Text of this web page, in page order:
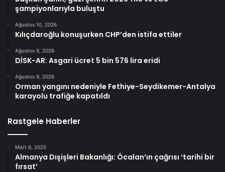
şampiyonlarıyla buluştu
Ağustos 10, 2026
Kılıçdaroğlu konuşurken CHP’den istifa ettiler
Ağustos 9, 2026
DİSK-AR: Asgari ücret 5 bin 576 lira eridi
Ağustos 9, 2026
Orman yangını nedeniyle Fethiye-Seydikemer-Antalya
karayolu trafiğe kapatıldı
Rastgele Haberler
Mart 6, 2025
Almanya Dışişleri Bakanlığı: Öcalan’ın çağrısı ‘tarihi bir
fırsat’